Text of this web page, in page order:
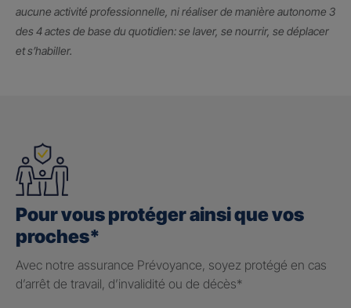
aucune activité professionnelle, ni réaliser de manière autonome 3
des 4 actes de base du quotidien: se laver, se nourrir, se déplacer
et s’habiller.
Pour vous protéger ainsi que vos
proches*
Avec notre assurance Prévoyance, soyez protégé en cas
d’arrêt de travail, d’invalidité ou de décès*